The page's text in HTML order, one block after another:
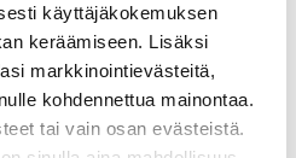
käyttäjäkokemuksen
keräämiseen. Lisäksi
markkinointievästeitä,
kohdennettua mainontaa.
tai vain osan evästeistä.